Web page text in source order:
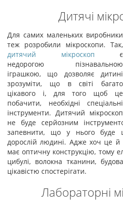
Дитячі
Для самих маленьких виробники
теж розробили мікроскопи. Так,
дитячий мікроскоп є
недорогою пізнавальною
іграшкою, що дозволяє дитині
зрозуміти, що в світі багато
цікавого і, для того щоб це
побачити, необхідні спеціальні
інструменти. Дитячий мікроскоп
не буде серйозним
запевнити, що у нього буде
дорослій людині. Адже хоч це й
має оптичну конструкцію, тому
цибулі, волокна тканини,
цікавістю спостерігати.
Лабораторні